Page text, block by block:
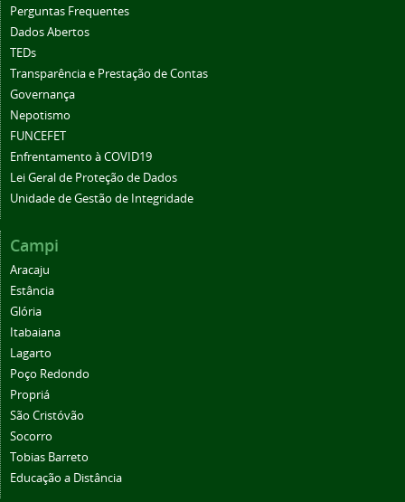
Perguntas Frequentes
Dados Abertos
TEDs
Transparência e Prestação de Contas
Governança
Nepotismo
FUNCEFET
Enfrentamento à COVID19
Lei Geral de Proteção de Dados
Unidade de Gestão de Integridade
Campi
Aracaju
Estância
Glória
Itabaiana
Lagarto
Poço Redondo
Propriá
São Cristóvão
Socorro
Tobias Barreto
Educação a Distância